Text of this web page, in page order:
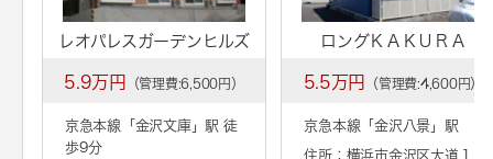
レオパレスガーデンヒルズ
5.9万円 （管理費:6,500円）
京急本線「 金沢文庫」駅 徒
歩9分
ロングＫＡＫＵＲＡ
5.5万円 （管理費:4,600円）
京急本線「金沢八景 」駅
住所：横浜市金沢区大道１